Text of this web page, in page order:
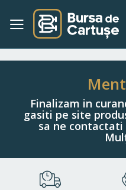
Navigați
Conținut
Finalizam in
gasiti pe site
sa ne contactati